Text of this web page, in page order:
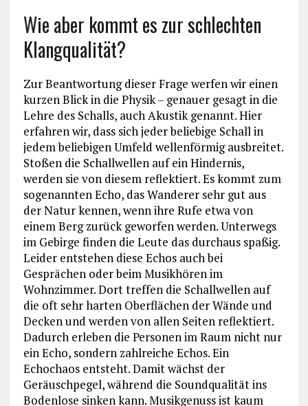
Wie aber kommt es zur schlechten
Klangqualität?
Zur Beantwortung dieser Frage werfen wir einen
kurzen Blick in die Physik – genauer gesagt in die
Lehre des Schalls, auch Akustik genannt. Hier
erfahren wir, dass sich jeder beliebige Schall in
jedem beliebigen Umfeld wellenförmig ausbreitet.
Stoßen die Schallwellen auf ein Hindernis,
werden sie von diesem reflektiert. Es kommt zum
sogenannten Echo, das Wanderer sehr gut aus
der Natur kennen, wenn ihre Rufe etwa von
einem Berg zurück geworfen werden. Unterwegs
im Gebirge finden die Leute das durchaus spaßig.
Leider entstehen diese Echos auch bei
Gesprächen oder beim Musikhören im
Wohnzimmer. Dort treffen die Schallwellen auf
die oft sehr harten Oberflächen der Wände und
Decken und werden von allen Seiten reflektiert.
Dadurch erleben die Personen im Raum nicht nur
ein Echo, sondern zahlreiche Echos. Ein
Echochaos entsteht. Damit wächst der
Geräuschpegel, während die Soundqualität ins
Bodenlose sinken kann. Musikgenuss ist kaum